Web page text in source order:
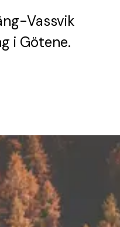
Vassvik
i Götene.